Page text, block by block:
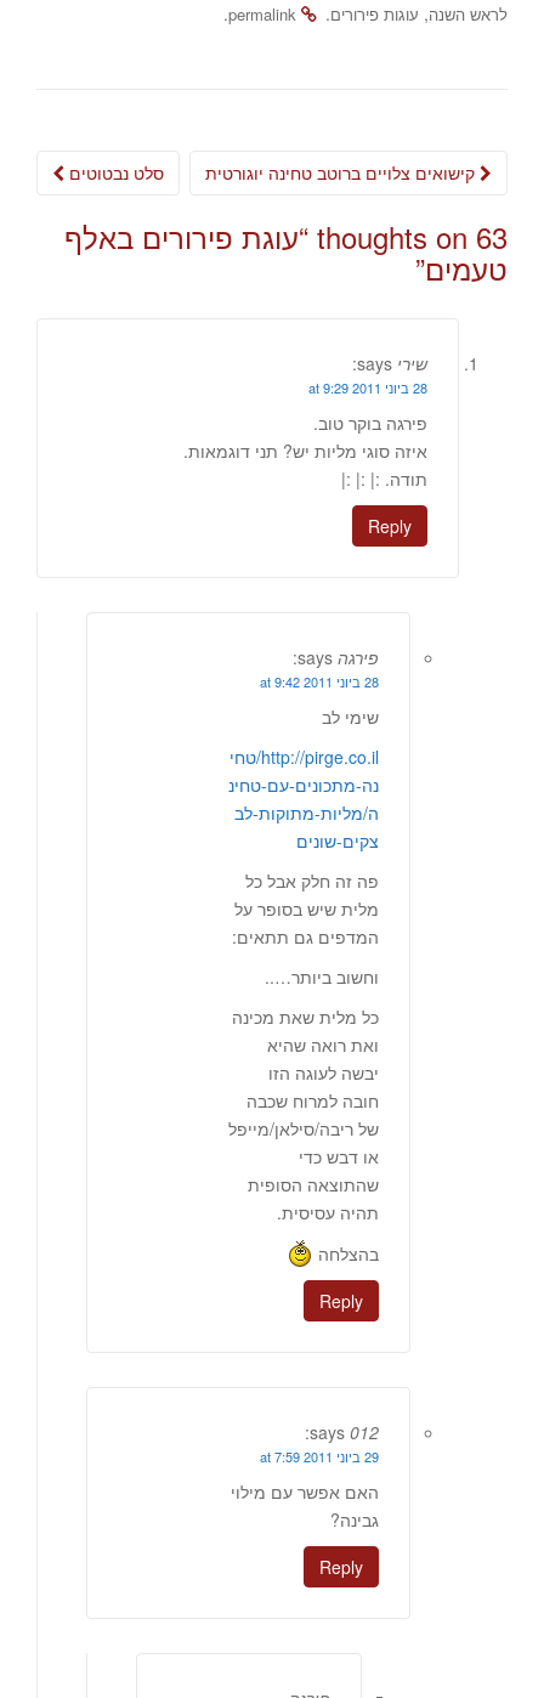
לראש השנה, עוגות פירורים.
permalink
.
Post
סלט נבטוטים
63 thoughts on “ עוגת פירורים באלף
טעמים”
שירי says:
28 ביוני 2011 at 9:29
פירגה בוקר טוב.
איזה סוגי מליות יש? תני דוגמאות.
תודה. :| :| :|
Reply
פירגה says:
28 ביוני 2011 at 9:42
שימי לב
http://pirge.co.il/טחי
נה-מתכונים-עם-טחינ
ה/מליות-מתוקות-לב
צקים-שונים
פה זה חלק אבל כל
מלית שיש בסופר על
המדפים גם תתאים:
וחשוב ביותר…..
כל מלית שאת מכינה
ואת רואה שהיא
יבשה לעוגה הזו
חובה למרוח שכבה
של ריבה/סילאן/מייפל
או דבש כדי
שהתוצאה הסופית
תהיה עסיסית.
בהצלחה
Reply
012
says:
29 ביוני 2011 at 7:59
האם אפשר עם מילוי
גבינה?
Reply